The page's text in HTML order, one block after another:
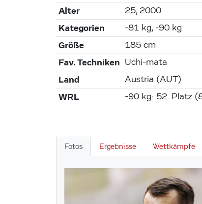
Alter 25, 2000
Kategorien -81 kg, -90 kg
Größe 185 cm
Fav. Techniken Uchi-mata
Land Austria (AUT)
WRL -90 kg: 52. Platz
Fotos Ergebnisse Wettkämpfe